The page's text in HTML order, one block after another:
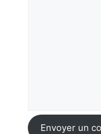
Envoyer un